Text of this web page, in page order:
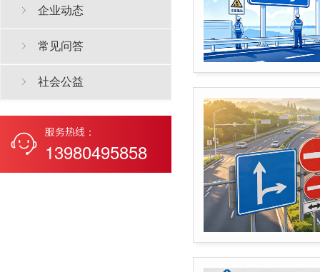
企业动态
常见问答
社会公益
服务热线：
13980495858